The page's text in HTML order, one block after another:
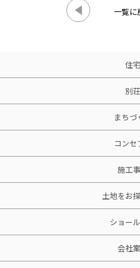
一覧に
住宅
別荘
まちづ
コンセ
施工
土地をお
ショー
会社